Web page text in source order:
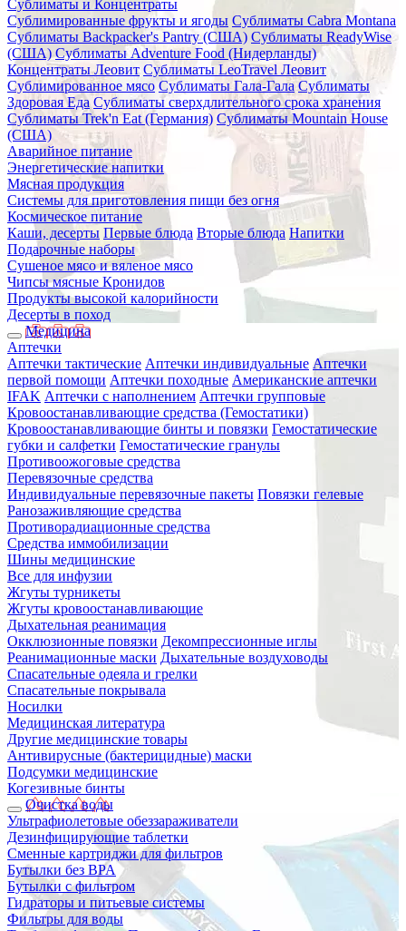
Сублиматы и Концентраты
Сублимированные фрукты и ягоды Сублиматы Cabra Montana
Сублиматы Backpacker's Pantry (США) Сублиматы ReadyWise
(США) Сублиматы Adventure Food (Нидерланды)
Концентраты Леовит Сублиматы LeoTravel Леовит
Сублимированное мясо Сублиматы Гала-Гала Сублиматы
Здоровая Еда Сублиматы сверхдлительного срока хранения
Сублиматы Trek'n Eat (Германия) Сублиматы Mountain House
(США)
Аварийное питание
Энергетические напитки
Мясная продукция
Системы для приготовления пищи без огня
Космическое питание
Каши, десерты Первые блюда Вторые блюда Напитки
Подарочные наборы
Сушеное мясо и вяленое мясо
Чипсы мясные Кронидов
Продукты высокой калорийности
Десерты в поход
Медицина
Аптечки
Аптечки тактические Аптечки индивидуальные Аптечки
первой помощи Аптечки походные Американские аптечки
IFAK Аптечки с наполнением Аптечки групповые
Кровоостанавливающие средства (Гемостатики)
Кровоостанавливающие бинты и повязки Гемостатические
губки и салфетки Гемостатические гранулы
Противоожоговые средства
Перевязочные средства
Индивидуальные перевязочные пакеты Повязки гелевые
Ранозаживляющие средства
Противорадиационные средства
Средства иммобилизации
Шины медицинские
Все для инфузии
Жгуты турникеты
Жгуты кровоостанавливающие
Дыхательная реанимация
Окклюзионные повязки Декомпрессионные иглы
Реанимационные маски Дыхательные воздуховоды
Спасательные одеяла и грелки
Спасательные покрывала
Носилки
Медицинская литература
Другие медицинские товары
Антивирусные (бактерицидные) маски
Подсумки медицинские
Когезивные бинты
Очистка воды
Ультрафиолетовые обеззараживатели
Дезинфицирующие таблетки
Сменные картриджи для фильтров
Бутылки без BPA
Бутылки с фильтром
Гидраторы и питьевые системы
Фильтры для воды